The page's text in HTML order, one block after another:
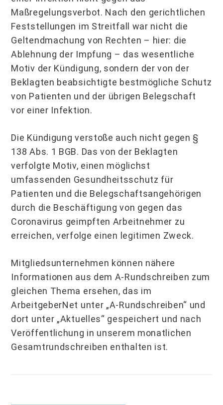
Maßregelungsverbot. Nach den gerichtlichen
Feststellungen im Streitfall war nicht die
Geltendmachung von Rechten – hier: die
Ablehnung der Impfung – das wesentliche
Motiv der Kündigung, sondern der von der
Beklagten beabsichtigte bestmögliche Schutz
von Patienten und der übrigen Belegschaft
vor einer Infektion.
Die Kündigung verstoße auch nicht gegen §
138 Abs. 1 BGB. Das von der Beklagten
verfolgte Motiv, einen möglichst
umfassenden Gesundheitsschutz für
Patienten und die Belegschaftsangehörigen
durch die Beschäftigung von gegen das
Coronavirus geimpften Arbeitnehmer zu
erreichen, verfolge einen legitimen Zweck.
Mitgliedsunternehmen können nähere
Informationen aus dem A-Rundschreiben zum
gleichen Thema ersehen, das im
ArbeitgeberNet unter „A-Rundschreiben“ und
dort unter „Aktuelles“ gespeichert und nach
Veröffentlichung in unserem monatlichen
Gesamtrundschreiben enthalten ist.